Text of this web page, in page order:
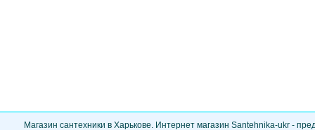
Магазин сантехники в Харькове. Интернет магазин Santehnika-ukr -